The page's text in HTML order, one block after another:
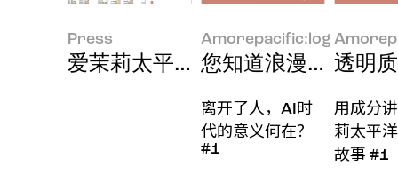
Press
爱茉莉太平洋发现基于微生物组的
Amorepacific:log
您知道浪漫套路吗？
离开了人，AI时
代的意义何在？
#1
透明
用成分
莉太平
故事 #1